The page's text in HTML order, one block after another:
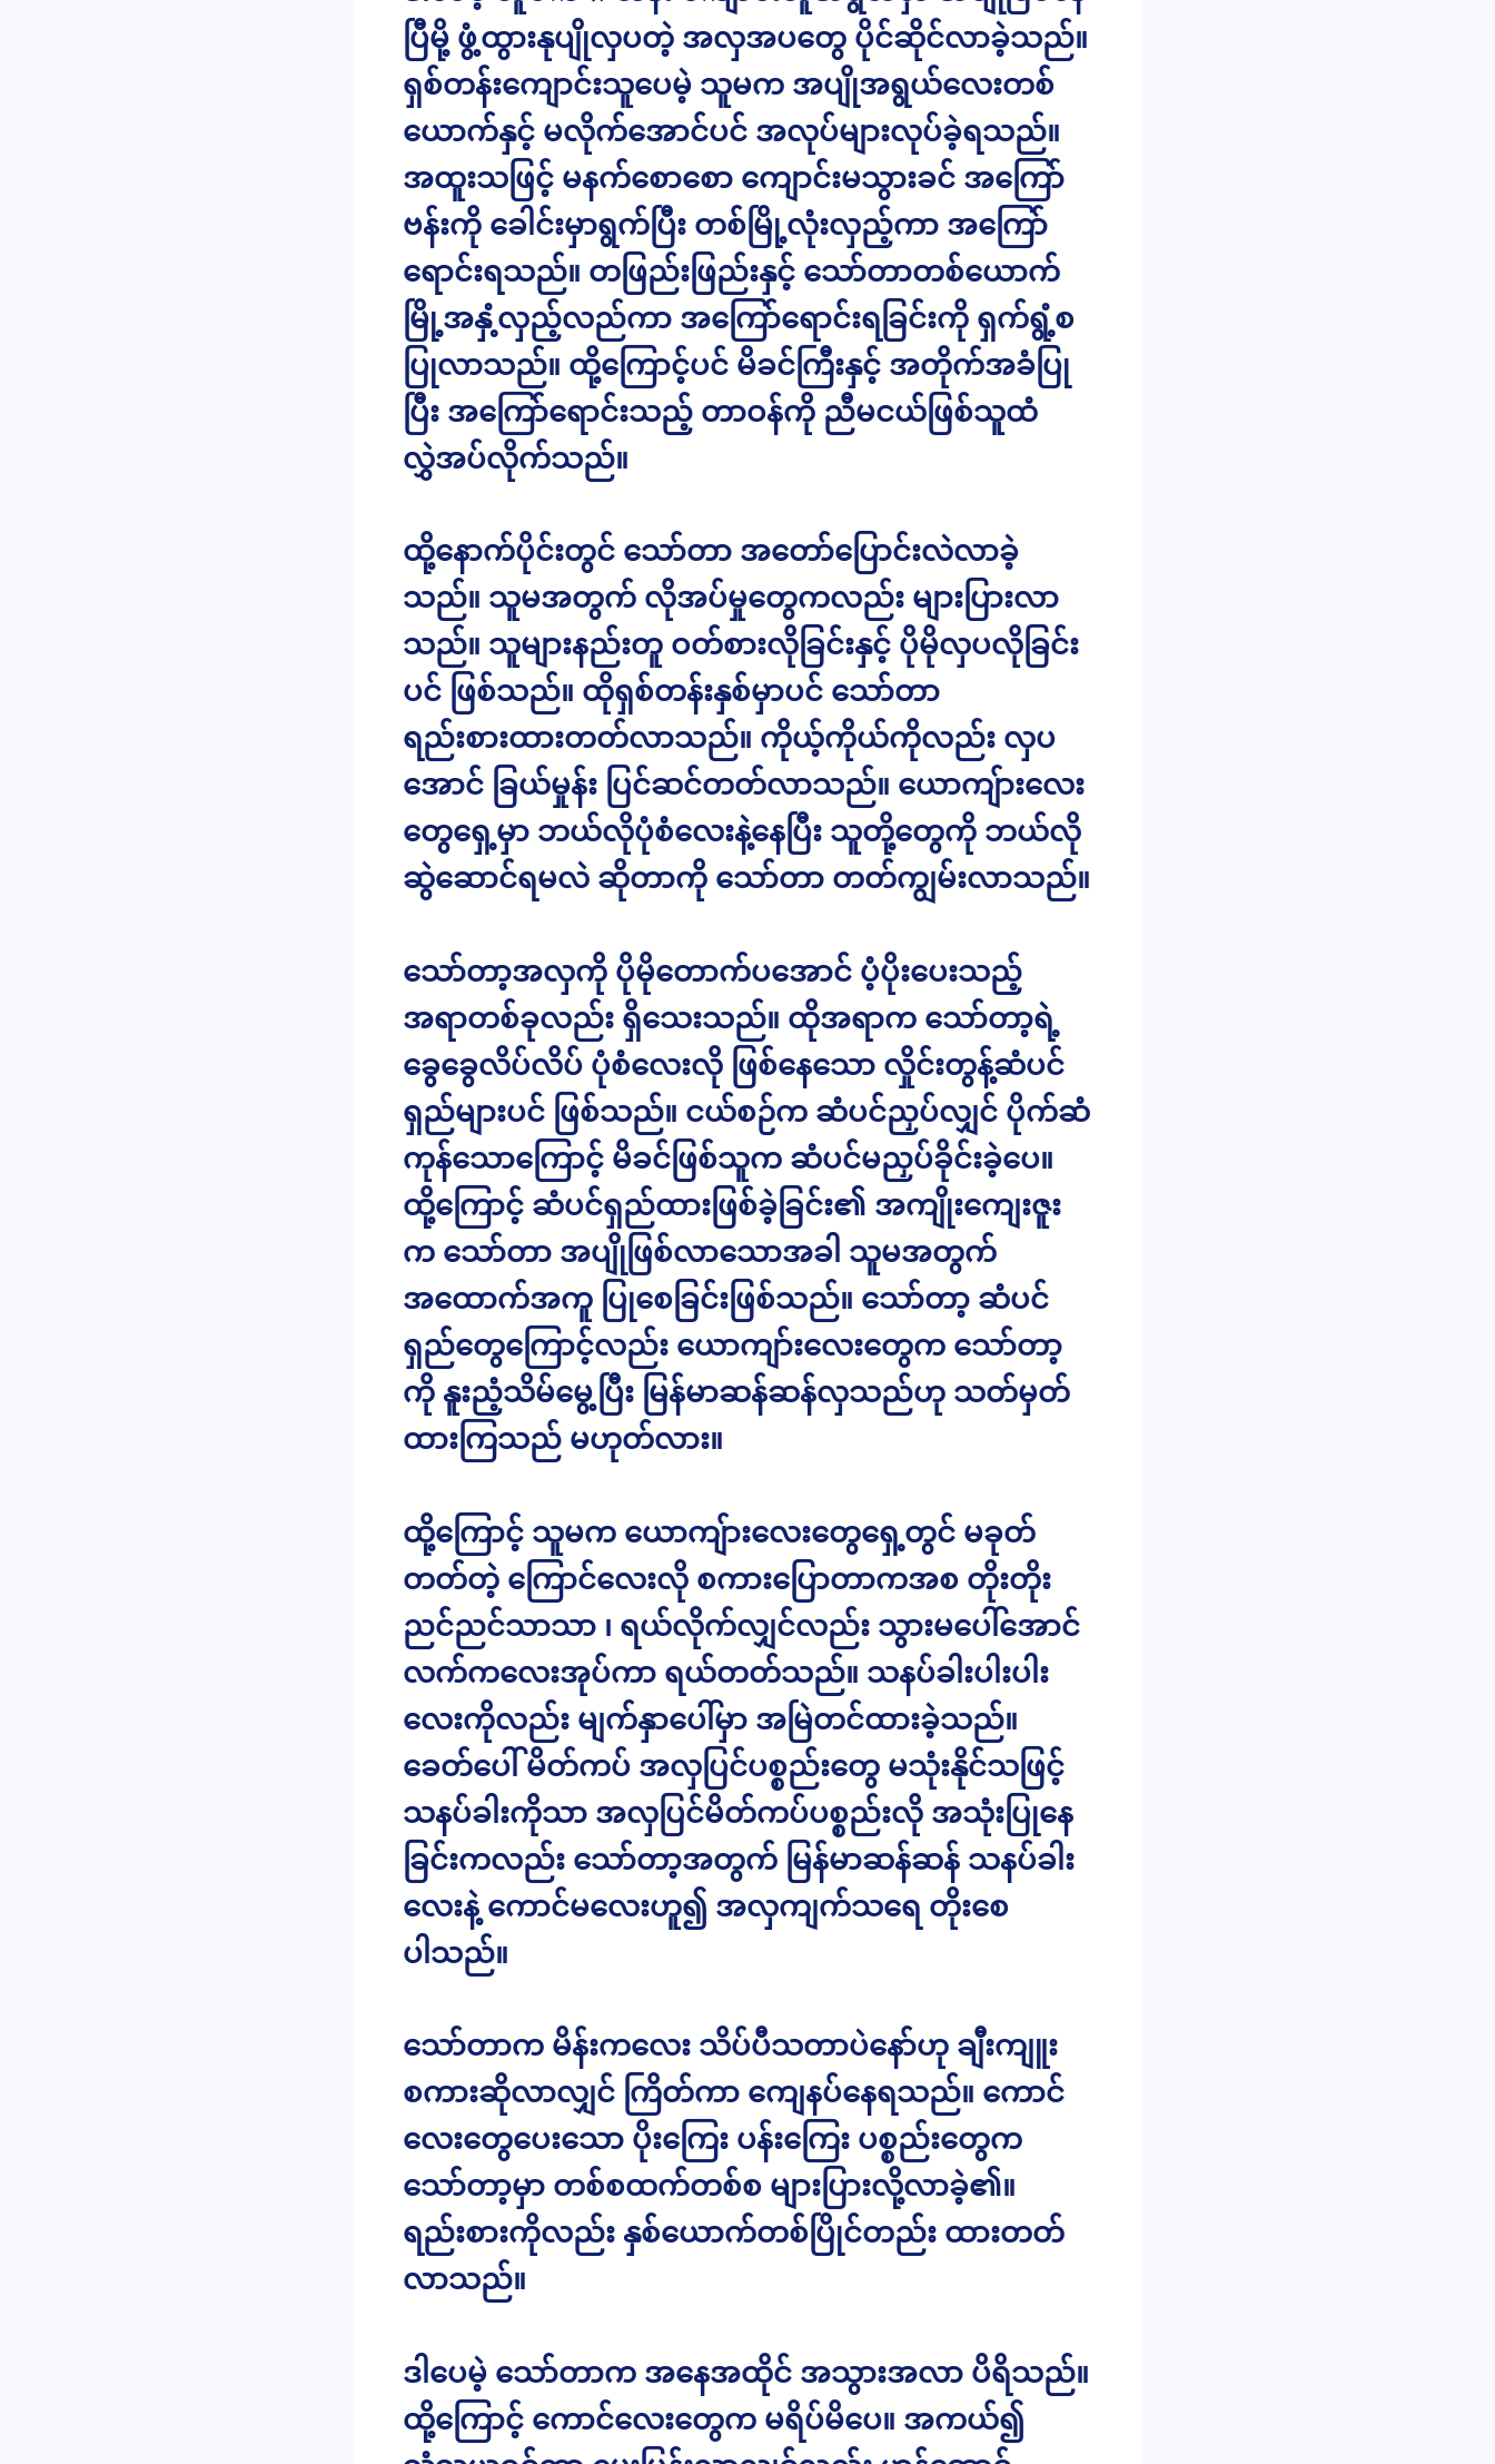
ပြီမို့ ဖွံ့ထွားနုပျိုလှပတဲ့ အလှအပတွေ ပိုင်ဆိုင်လာခဲ့သည်။
ရှစ်တန်းကျောင်းသူပေမဲ့ သူမက အပျိုအရွယ်လေးတစ်
ယောက်နှင့် မလိုက်အောင်ပင် အလုပ်များလုပ်ခဲ့ရသည်။
အထူးသဖြင့် မနက်စောစော ကျောင်းမသွားခင် အကြော်
ဗန်းကို ခေါင်းမှာရွက်ပြီး တစ်မြို့လုံးလှည့်ကာ အကြော်
ရောင်းရသည်။ တဖြည်းဖြည်းနှင့် သော်တာတစ်ယောက်
မြို့အနှံ့လှည့်လည်ကာ အကြော်ရောင်းရခြင်းကို ရှက်ရွံ့စ
ပြုလာသည်။ ထို့ကြောင့်ပင် မိခင်ကြီးနှင့် အတိုက်အခံပြု
ပြီး အကြော်ရောင်းသည့် တာဝန်ကို ညီမငယ်ဖြစ်သူထံ
လွှဲအပ်လိုက်သည်။
ထို့နောက်ပိုင်းတွင် သော်တာ အတော်ပြောင်းလဲလာခဲ့
သည်။ သူမအတွက် လိုအပ်မှုတွေကလည်း များပြားလာ
သည်။ သူများနည်းတူ ဝတ်စားလိုခြင်းနှင့် ပိုမိုလှပလိုခြင်း
ပင် ဖြစ်သည်။ ထိုရှစ်တန်းနှစ်မှာပင် သော်တာ
ရည်းစားထားတတ်လာသည်။ ကိုယ့်ကိုယ်ကိုလည်း လှပ
အောင် ခြယ်မှုန်း ပြင်ဆင်တတ်လာသည်။ ယောကျ်ားလေး
တွေရှေ့မှာ ဘယ်လိုပုံစံလေးနဲ့နေပြီး သူတို့တွေကို ဘယ်လို
ဆွဲဆောင်ရမလဲ ဆိုတာကို သော်တာ တတ်ကျွမ်းလာသည်။
သော်တာ့အလှကို ပိုမိုတောက်ပအောင် ပံ့ပိုးပေးသည့်
အရာတစ်ခုလည်း ရှိသေးသည်။ ထိုအရာက သော်တာ့ရဲ့
ခွေခွေလိပ်လိပ် ပုံစံလေးလို ဖြစ်နေသော လှိုင်းတွန့်ဆံပင်
ရှည်များပင် ဖြစ်သည်။ ငယ်စဉ်က ဆံပင်ညှပ်လျှင် ပိုက်ဆံ
ကုန်သောကြောင့် မိခင်ဖြစ်သူက ဆံပင်မညှပ်ခိုင်းခဲ့ပေ။
ထို့ကြောင့် ဆံပင်ရှည်ထားဖြစ်ခဲ့ခြင်း၏ အကျိုးကျေးဇူး
က သော်တာ အပျိုဖြစ်လာသောအခါ သူမအတွက်
အထောက်အကူ ပြုစေခြင်းဖြစ်သည်။ သော်တာ့ ဆံပင်
ရှည်တွေကြောင့်လည်း ယောကျာ်းလေးတွေက သော်တာ့
ကို နူးညံ့သိမ်မွေ့ပြီး မြန်မာဆန်ဆန်လှသည်ဟု သတ်မှတ်
ထားကြသည် မဟုတ်လား။
ထို့ကြောင့် သူမက ယောကျ်ားလေးတွေရှေ့တွင် မခုတ်
တတ်တဲ့ ကြောင်လေးလို စကားပြောတာကအစ တိုးတိုး
ညင်ညင်သာသာ ၊ ရယ်လိုက်လျှင်လည်း သွားမပေါ်အောင်
လက်ကလေးအုပ်ကာ ရယ်တတ်သည်။ သနပ်ခါးပါးပါး
လေးကိုလည်း မျက်နှာပေါ်မှာ အမြဲတင်ထားခဲ့သည်။
ခေတ်ပေါ် မိတ်ကပ် အလှပြင်ပစ္စည်းတွေ မသုံးနိုင်သဖြင့်
သနပ်ခါးကိုသာ အလှပြင်မိတ်ကပ်ပစ္စည်းလို အသုံးပြုနေ
ခြင်းကလည်း သော်တာ့အတွက် မြန်မာဆန်ဆန် သနပ်ခါး
လေးနဲ့ ကောင်မလေးဟူ၍ အလှကျက်သရေ တိုးစေ
ပါသည်။
သော်တာက မိန်းကလေး သိပ်ပီသတာပဲနော်ဟု ချီးကျူး
စကားဆိုလာလျှင် ကြိတ်ကာ ကျေနပ်နေရသည်။ ကောင်
လေးတွေပေးသော ပိုးကြေး ပန်းကြေး ပစ္စည်းတွေက
သော်တာ့မှာ တစ်စထက်တစ်စ များပြားလို့လာခဲ့၏။
ရည်းစားကိုလည်း နှစ်ယောက်တစ်ပြိုင်တည်း ထားတတ်
လာသည်။
ဒါပေမဲ့ သော်တာက အနေအထိုင် အသွားအလာ ပိရိသည်။
ထို့ကြောင့် ကောင်လေးတွေက မရိပ်မိပေ။ အကယ်၍